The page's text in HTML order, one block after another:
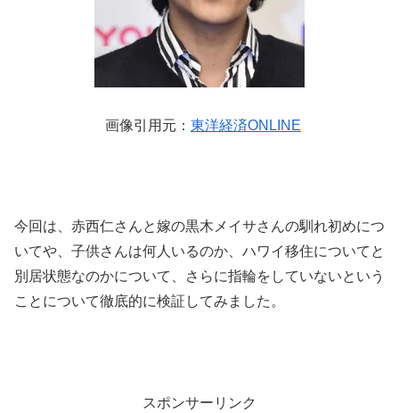
画像引用元： 東洋経済ONLINE
今回は、赤西仁さんと嫁の黒木メイサさんの馴れ初めにつ
いてや、子供さんは何人いるのか、ハワイ移住についてと
別居状態なのかについて、さらに指輪をしていないという
ことについて徹底的に検証してみました。
スポンサーリンク